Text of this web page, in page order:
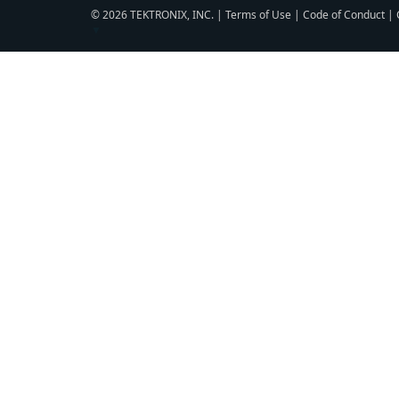
© 2026 TEKTRONIX, INC. | Terms of Use | Code of Conduct |